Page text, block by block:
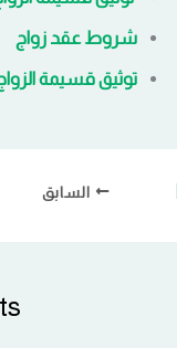
شروط عقد زواج
توثيق قسيمة
السابق